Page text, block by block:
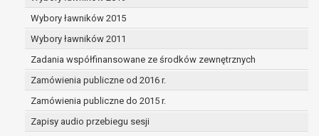
Wybory ławników 2015
Wybory ławników 2011
Zadania współfinansowane ze środków zewnętrznych
Zamówienia publiczne od 2016 r.
Zamówienia publiczne do 2015 r.
Zapisy audio przebiegu sesji
celu wywiązania się z obowiązku
prawo do żądania ograniczenia
przetwarzania danych osobowych na
podstawie art. 18 RODO, w przypadku gdy:
osoba, której dane dotyczą
kwestionuje prawidłowość danych
osobowych – na okres pozwalający